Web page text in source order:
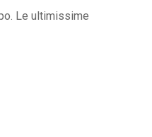
Le ultimissime